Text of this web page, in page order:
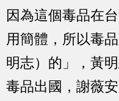
因為這個毒品在
用簡體，所以毒
明志）的」，黃
毒品出國，謝薇